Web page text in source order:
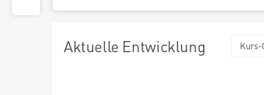
Aktuelle Entwicklung Kurs-